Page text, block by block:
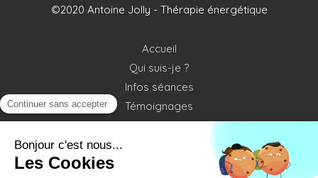
©2020 Antoine Jolly - Thérapie énergétique
Accueil
Qui suis-je ?
Infos séances
Témoignages
Contact